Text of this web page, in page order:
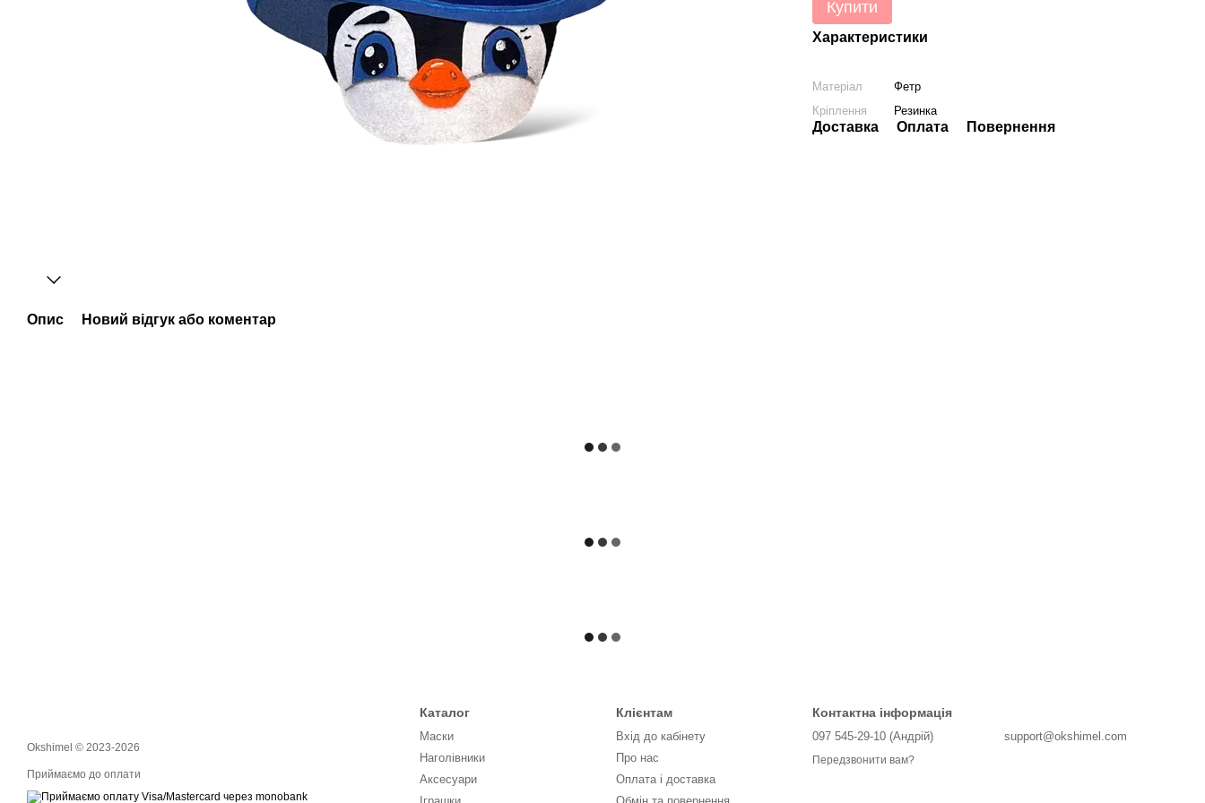
Опис Новий відгук або коментар
Купити
Характеристики
Матеріал
Фетр
Кріплення
Резинка
Доставка Оплата Повернення
Okshimel © 2023-2026
Приймаємо до оплати
Каталог
Маски
Наголівники
Аксесуари
Клієнтам
Вхід до кабінету
Про нас
Оплата і доставка
Контактна інформація
097 545-29-10 (Андрій)
Передзвонити вам?
support@okshimel.com